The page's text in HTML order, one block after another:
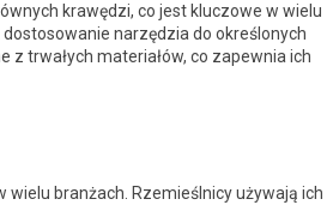
krawędzi, co jest kluczowe w wielu
narzędzia do określonych
z trwałych materiałów, co zapewnia ich
branżach. Rzemieślnicy używają ich